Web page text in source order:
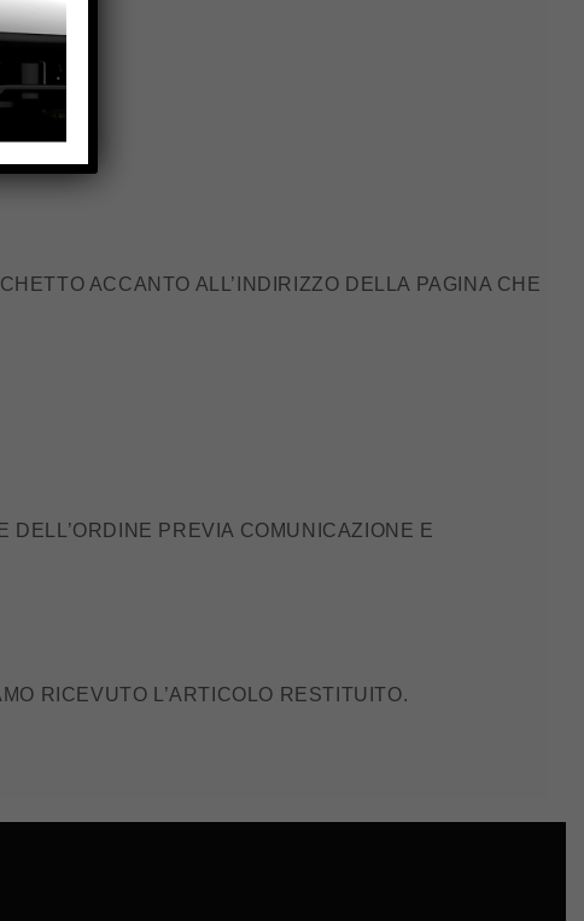
ACCANTO ALL’INDIRIZZO DELLA PAGINA CHE
PREVIA COMUNICAZIONE E
RICEVUTO L’ARTICOLO RESTITUITO.